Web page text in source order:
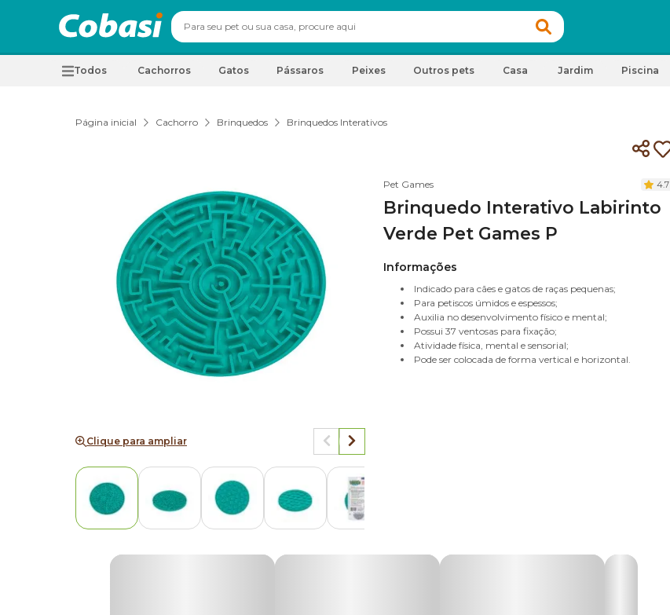
Todos Cachorros Gatos Pássaros Peixes Outros pets Casa Jardim Piscina
Página inicial Cachorro Brinquedos Brinquedos Interativos
Clique para ampliar
Pet Games 4.7
Brinquedo Interativo Labirinto
Verde Pet Games P
Informações
Indicado para cães e gatos de raças pequenas;
Para petiscos úmidos e espessos;
Auxilia no desenvolvimento físico e mental;
Possui 37 ventosas para fixação;
Atividade física, mental e sensorial;
Pode ser colocada de forma vertical e horizontal.